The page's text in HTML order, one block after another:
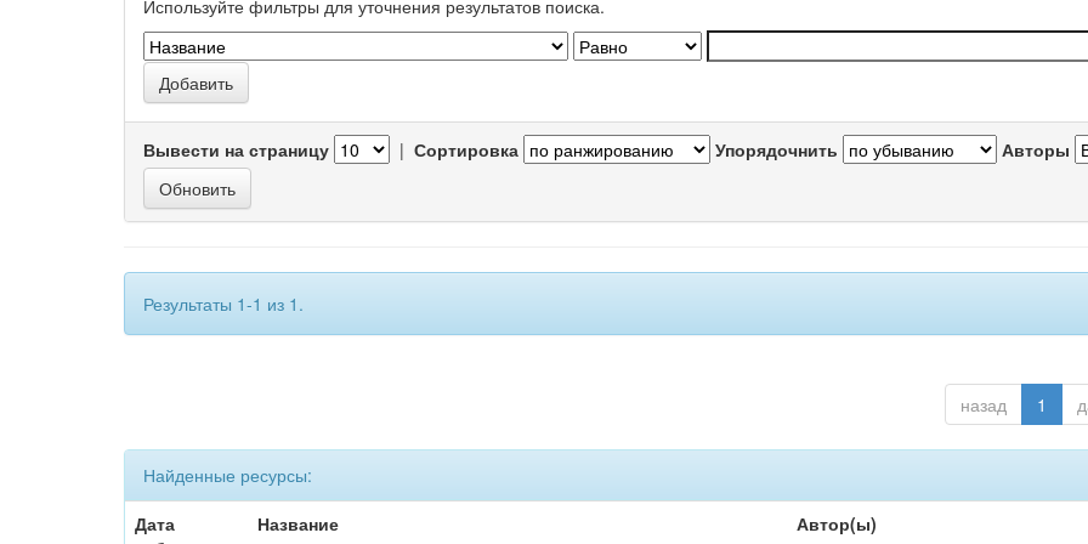
Используйте фильтры для уточнения результатов поиска.
Вывести на страницу | Сортировка Упорядочнить Авторы
Результаты 1-1 из 1.
назад 1
Найденные ресурсы:
Дата
Название Автор(ы)